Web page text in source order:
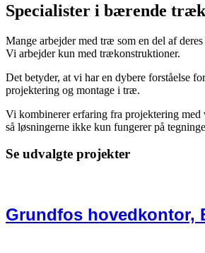
Specialister i bærende
Mange arbejder med træ som en del af
Vi arbejder kun med trækonstruktioner.
Det betyder, at vi har en dybere forståelse
projektering og montage i træ.
Vi kombinerer erfaring fra projektering med
så løsningerne ikke kun fungerer på
Se udvalgte projekter
Grundfos hovedkontor,